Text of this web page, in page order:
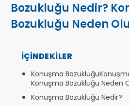
Bozukluğu Nedir?
Bozukluğu Neden
İÇINDEKILER
Konuşma
Konuşma Bozukluğu Neden
Konuşma Bozukluğu Nedir?